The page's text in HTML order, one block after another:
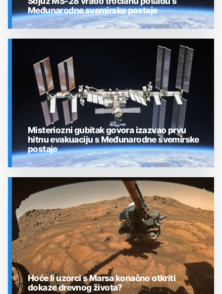
Međunarodne svemirske postaje
SVEMIR
Misteriozni gubitak govora izazvao prvu
hitnu evakuaciju s Međunarodne svemirske
postaje
Hoće li uzorci s Marsa konačno otkriti
dokaze drevnog života?